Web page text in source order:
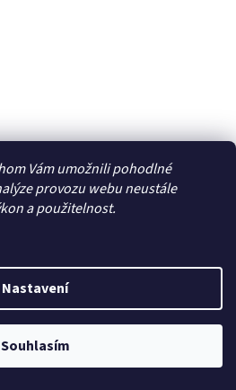
Vám umožnili pohodlné
provozu webu neustále
a použitelnost.
Nastavení
Souhlasím
ROKA - DIN
(samice)